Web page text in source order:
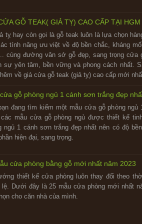
GỖ TEAK( GIẢ TỴ) CAO CẤP TẠI HGM
tỵ hay còn gọi là gỗ teak luôn là lựa chọn
tính năng ưu việt về độ bền chắc, kháng
cùng đường vân sớ gỗ đẹp, sang trọng cửa
sự yên tâm, bền vững và phong cách nhất.
về giá cửa gỗ teak (giả tỵ) cao cấp mới
gỗ phòng ngủ 1 cánh sơn trắng đẹp
đang tìm kiếm một mẫu cửa gỗ phòng
các mẫu cửa gỗ phòng ngủ được thiết kế
ngủ 1 cánh sơn trắng đẹp nhất nên có độ
hiện đại, sang trọng.
cửa phòng bằng gỗ mới nhất năm 2023
thiết kế cửa phòng luôn thay đổi theo
lệ. Dưới đây là 25 mẫu cửa phòng mới nhất
cho căn nhà của mình.